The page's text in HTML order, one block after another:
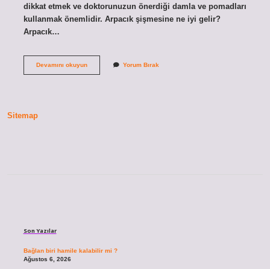
dikkat etmek ve doktorunuzun önerdiği damla ve pomadları
kullanmak önemlidir. Arpacık şişmesine ne iyi gelir?
Arpacık…
Devamını okuyunArpacık
Yorum Bırak
Sitemap
Son Yazılar
Bağlan biri hamile kalabilir mi ?
Ağustos 6, 2026